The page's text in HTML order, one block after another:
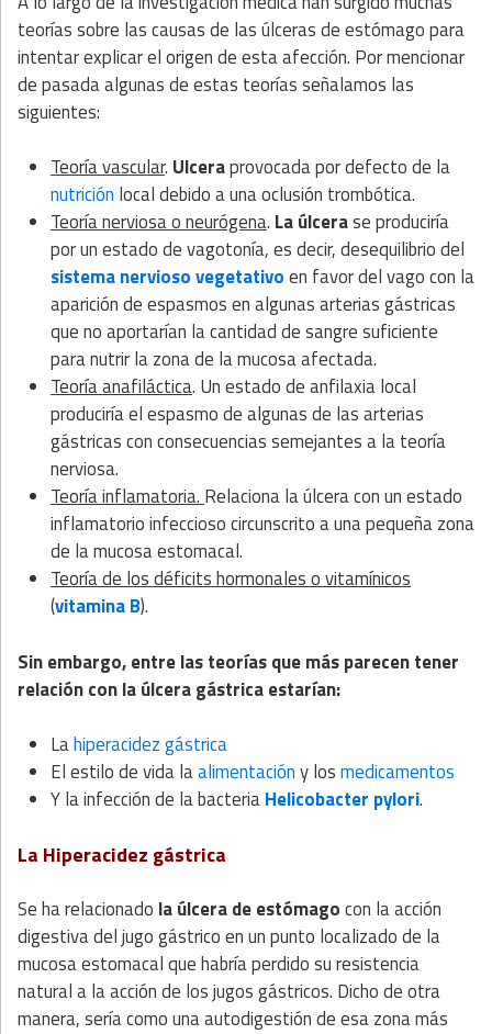
teorías sobre las causas de las úlceras de estómago para
intentar explicar el origen de esta afección. Por mencionar
de pasada algunas de estas teorías señalamos las
siguientes:
Teoría vascular. Ulceraprovocada por defecto de la
nutrición local debido a una oclusión trombótica.
Teoría nerviosa o neurógena. La úlcerase produciría
por un estado de vagotonía, es decir, desequilibrio del
sistema nervioso vegetativoen favor del vago con la
aparición de espasmos en algunas arterias gástricas
que no aportarían la cantidad de sangre suficiente
para nutrir la zona de la mucosa afectada.
Teoría anafiláctica. Un estado de anfilaxia local
produciría el espasmo de algunas de las arterias
gástricas con consecuencias semejantes a la teoría
nerviosa.
Teoría inflamatoria.Relaciona la úlcera con un estado
inflamatorio infeccioso circunscrito a una pequeña zona
de la mucosa estomacal.
Teoría de los déficits hormonales o vitamínicos
(vitamina B).
Sin embargo, entre las teorías que más parecen tener
relación con la úlcera gástrica estarían:
Lahiperacidez gástrica
El estilo de vida laalimentacióny losmedicamentos
Y la infección de la bacteriaHelicobacter pylori.
La Hiperacidez gástrica
Se ha relacionado la úlcera de estómagocon la acción
digestiva del jugo gástrico en un punto localizado de la
mucosa estomacal que habría perdido su resistencia
natural a la acción de los jugos gástricos. Dicho de otra
manera, sería como una autodigestión de esa zona más